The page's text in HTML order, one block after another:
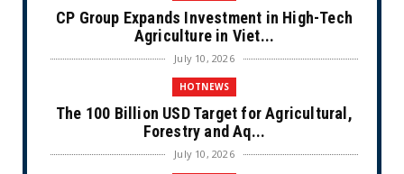
CP Group Expands Investment in High-Tech
Agriculture in Viet...
July 10, 2026
HOTNEWS
The 100 Billion USD Target for Agricultural,
Forestry and Aq...
July 10, 2026